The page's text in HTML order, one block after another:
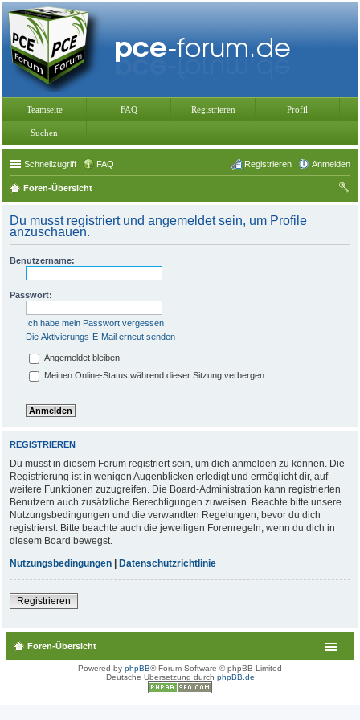
Teamseite FAQ Registrieren Profil
Suchen
Schnellzugriff FAQ Anmelden
Registrieren
Foren-Übersicht
Du musst registriert und angemeldet sein, um Profile
anzuschauen.
Benutzername:
Passwort:
Ich habe mein Passwort vergessen
Die Aktivierungs-E-Mail erneut senden
Angemeldet bleiben
Meinen Online-Status während dieser Sitzung verbergen
REGISTRIEREN
Du musst in diesem Forum registriert sein, um dich anmelden zu können. Die
Registrierung ist in wenigen Augenblicken erledigt und ermöglicht dir, auf
weitere Funktionen zuzugreifen. Die Board-Administration kann registrierten
Benutzern auch zusätzliche Berechtigungen zuweisen. Beachte bitte unsere
Nutzungsbedingungen und die verwandten Regelungen, bevor du dich
registrierst. Bitte beachte auch die jeweiligen Forenregeln, wenn du dich in
diesem Board bewegst.
Nutzungsbedingungen | Datenschutzrichtlinie
Registrieren
Foren-Übersicht
Powered by phpBB® Forum Software © phpBB Limited
Deutsche Übersetzung durch phpBB.de